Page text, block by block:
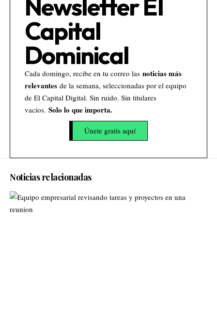
Newsletter El
Capital
Dominical
Cada domingo, recibe en tu correo las noticias más
relevantes de la semana, seleccionadas por el equipo
de El Capital Digital. Sin ruido. Sin titulares
vacíos. Solo lo que importa.
Únete gratis aquí
Noticias relacionadas